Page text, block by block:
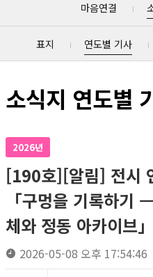
마음연결
표지 연도별 기사
소식지 연도별
2026년
[190호][알림] 전시
「구멍을 기록하기
체와 정동 아카이브
2026-05-08 오후 17:54:46